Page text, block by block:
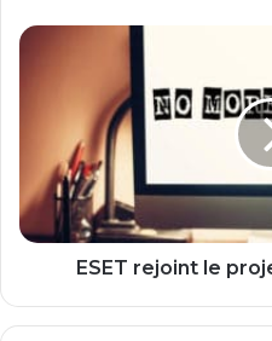
ESET
More
Ransom
ESET rejoint le